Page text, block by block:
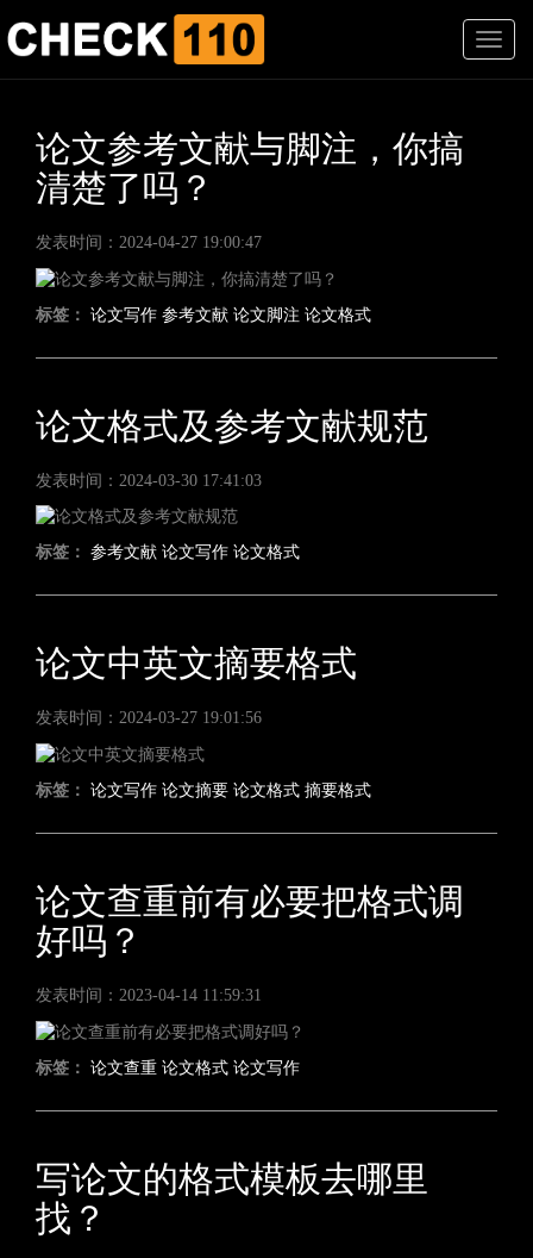
T
o
论文参考文献与脚注，你搞
清楚了吗？
发表时间：2024-04-27 19:00:47
标签： 论文写作 参考文献 论文脚注 论文格式
论文格式及参考文献规范
发表时间：2024-03-30 17:41:03
标签： 参考文献 论文写作 论文格式
论文中英文摘要格式
发表时间：2024-03-27 19:01:56
标签： 论文写作 论文摘要 论文格式 摘要格式
论文查重前有必要把格式调
好吗？
发表时间：2023-04-14 11:59:31
标签： 论文查重 论文格式 论文写作
写论文的格式模板去哪里
找？